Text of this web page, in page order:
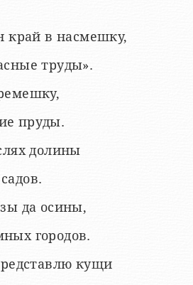
край в насмешку,
труды».
пруды.
долины
да осины,
городов.
кущи